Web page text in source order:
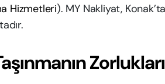
Hizmetleri). MY Nakliyat,
Zorlukları